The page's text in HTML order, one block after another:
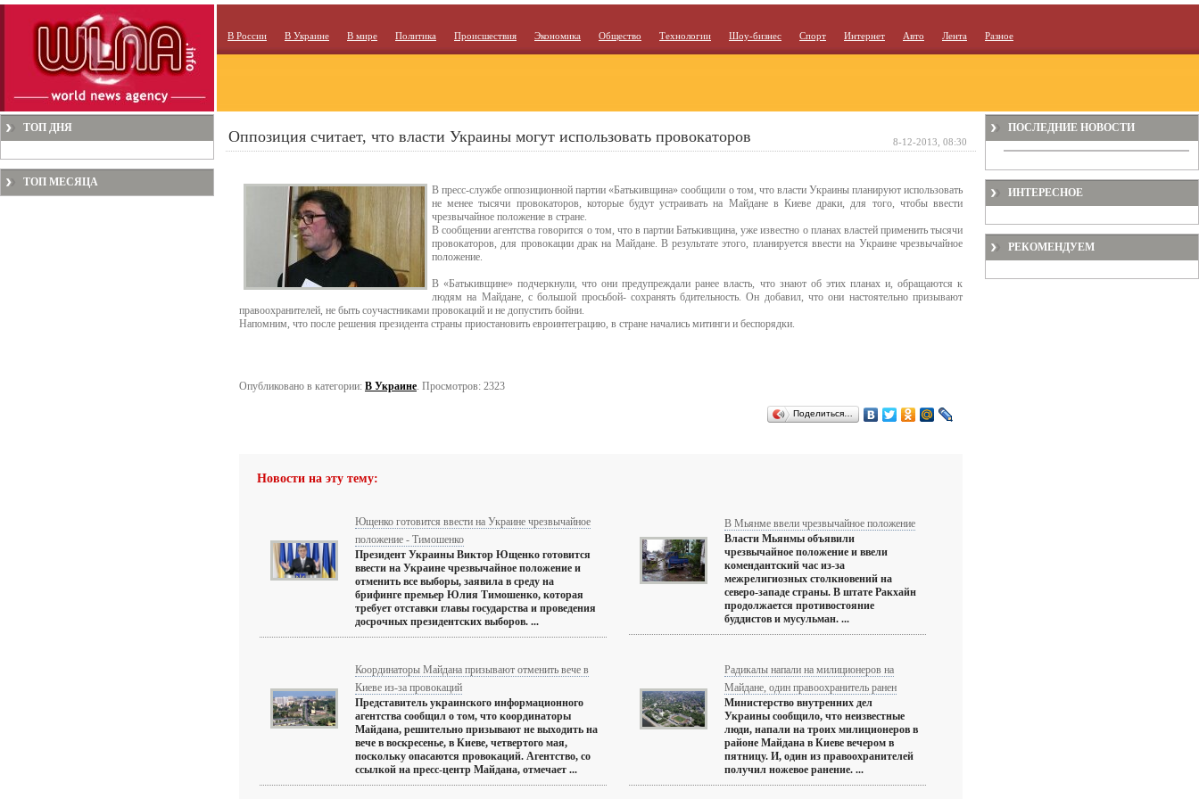
В России В Украине В мире Политика Происшествия Экономика Общество Технологии Шоу-бизнес Спорт Интернет Авто Лента Разное
ТОП ДНЯ
ТОП МЕСЯЦА
Оппозиция считает, что власти Украины могут использовать провокаторов
В пресс-службе оппозиционной партии «Батькивщина» сообщили о том, что власти Украины планируют использовать
не менее тысячи провокаторов, которые будут устраивать на Майдане в Киеве драки, для того, чтобы ввести
чрезвычайное положение в стране.
В сообщении агентства говорится о том, что в партии Батькивщина, уже известно о планах властей применить тысячи
провокаторов, для провокации драк на Майдане. В результате этого, планируется ввести на Украине чрезвычайное
положение.
В «Батькивщине» подчеркнули, что они предупреждали ранее власть, что знают об этих планах и, обращаются к
людям на Майдане, с большой просьбой- сохранять бдительность. Он добавил, что они настоятельно призывают
правоохранителей, не быть соучастниками провокаций и не допустить бойни.
Напомним, что после решения президента страны приостановить евроинтеграцию, в стране начались митинги и беспорядки.
Опубликовано в категории: В Украине. Просмотров: 2323
Поделиться…
Новости на эту тему:
Ющенко готовится ввести на Украине чрезвычайное
положение - Тимошенко
Президент Украины Виктор Ющенко готовится
ввести на Украине чрезвычайное положение и
отменить все выборы, заявила в среду на
брифинге премьер Юлия Тимошенко, которая
требует отставки главы государства и проведения
досрочных президентских выборов. ...
В Мьянме ввели чрезвычайное положение
Власти Мьянмы объявили
чрезвычайное положение и ввели
комендантский час из-за
межрелигиозных столкновений на
северо-западе страны. В штате Ракхайн
продолжается противостояние
буддистов и мусульман. ...
Координаторы Майдана призывают отменить вече в
Киеве из-за провокаций
Представитель украинского информационного
агентства сообщил о том, что координаторы
Майдана, решительно призывают не выходить на
вече в воскресенье, в Киеве, четвертого мая,
поскольку опасаются провокаций. Агентство, со
ссылкой на пресс-центр Майдана, отмечает ...
Радикалы напали на милиционеров на
Майдане, один правоохранитель ранен
Министерство внутренних дел
Украины сообщило, что неизвестные
люди, напали на троих милиционеров в
районе Майдана в Киеве вечером в
пятницу. И, один из правоохранителей
получил ножевое ранение. ...
8-12-2013, 08:30
ПОСЛЕДНИЕ НОВОСТИ
ИНТЕРЕСНОЕ
РЕКОМЕНДУЕМ